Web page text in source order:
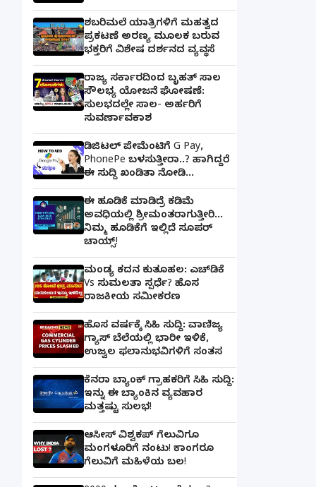
ಶಬರಿಮಲೆ ಯಾತ್ರಿಗಳಿಗೆ ಮಹತ್ವದ
ಪ್ರಕಟಣೆ ಅರಣ್ಯ ಮೂಲಕ ಬರುವ
ಭಕ್ತರಿಗೆ ವಿಶೇಷ ದರ್ಶನದ ವ್ಯವಸ್ಥೆ
ರಾಜ್ಯ ಸರ್ಕಾರದಿಂದ ಬೃಹತ್ ಸಾಲ
ಸೌಲಭ್ಯ ಯೋಜನೆ ಘೋಷಣೆ:
ಸುಲಭದಲ್ಲೇ ಸಾಲ- ಅರ್ಹರಿಗೆ
ಸುವರ್ಣಾವಕಾಶ
ಡಿಜಿಟಲ್ ಪೇಮೆಂಟಿಗೆ G Pay,
PhonePe ಬಳಸುತ್ತೀರಾ..? ಹಾಗಿದ್ದರೆ
ಈ ಸುದ್ದಿ ಖಂಡಿತಾ ನೋಡಿ...
ಈ ಹೂಡಿಕೆ ಮಾಡಿದ್ರೆ ಕಡಿಮೆ
ಅವಧಿಯಲ್ಲಿ ಶ್ರೀಮಂತರಾಗುತ್ತೀರಿ...
ನಿಮ್ಮ ಹೂಡಿಕೆಗೆ ಇಲ್ಲಿದೆ ಸೂಪರ್
ಚಾಯ್ಸ್‌!
ಮಂಡ್ಯ ಕದನ ಕುತೂಹಲ: ಎಚ್‌ಡಿಕೆ
Vs ಸುಮಲತಾ ಸ್ಪರ್ಧೆ? ಹೊಸ
ರಾಜಕೀಯ ಸಮೀಕರಣ
ಹೊಸ ವರ್ಷಕ್ಕೆ ಸಿಹಿ ಸುದ್ದಿ: ವಾಣಿಜ್ಯ
ಗ್ಯಾಸ್‌ ಬೆಲೆಯಲ್ಲಿ ಭಾರೀ ಇಳಿಕೆ,
ಉಜ್ವಲ ಫಲಾನುಭವಿಗಳಿಗೆ ಸಂತಸ
ಕೆನರಾ ಬ್ಯಾಂಕ್‌ ಗ್ರಾಹಕರಿಗೆ ಸಿಹಿ ಸುದ್ದಿ:
ಇನ್ನು ಈ ಬ್ಯಾಂಕಿನ ವ್ಯವಹಾರ
ಮತ್ತಷ್ಟು ಸುಲಭ!
ಆಸೀಸ್ ವಿಶ್ವಕಪ್ ಗೆಲುವಿಗೂ
ಮಂಗಳೂರಿಗೆ ನಂಟು! ಕಾಂಗರೂ
ಗೆಲುವಿಗೆ ಮಹಿಳೆಯ ಬಲ!